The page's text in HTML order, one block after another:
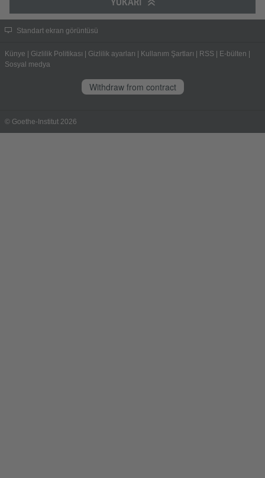
Standart ekran görüntüsü
Künye | Gizlilik Politikası | Gizlilik ayarları | Kullanım Şartları | RSS | E-bülten |
Sosyal medya
Withdraw from contract
© Goethe-Institut 2026